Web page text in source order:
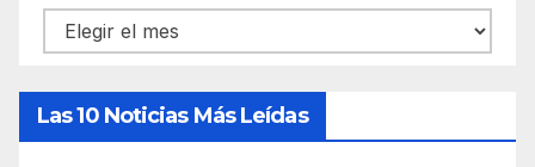
Archivos
Las 10 Noticias Más Leídas